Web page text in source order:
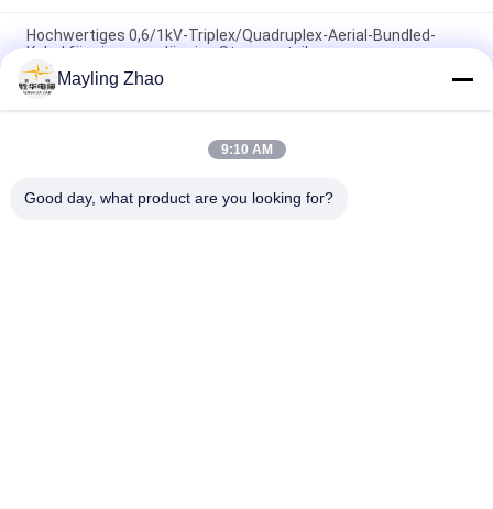
Hochwertiges 0,6/1kV-Triplex/Quadruplex-Aerial-Bundled-
Kabel für eine zuverlässige Stromverteilung
Shanghai Shenghua-Kabel 3 Kern-Bundle-Triplex-Service-
Dropkabel für Übertragungsleitungen
Shenghua-Stromkabel, Luftkabel mit Isolationskabel,
Mayling Zhao
9:10 AM
Good day, what product are you looking for?